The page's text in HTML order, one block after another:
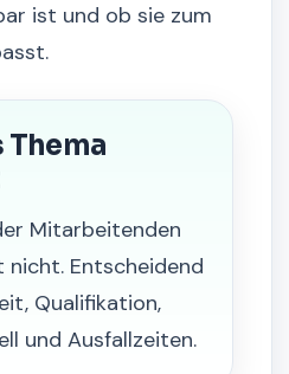
ist und ob sie zum
Thema
Mitarbeitenden
nicht. Entscheidend
Qualifikation,
und Ausfallzeiten.